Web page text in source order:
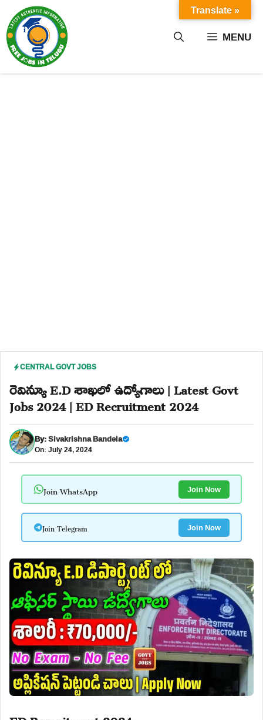
content MENU
CENTRAL GOVT JOBS
రెవిన్యూ E.D శాఖలో ఉద్యోగాలు | Latest Govt
Jobs 2024 | ED Recruitment 2024
By:Sivakrishna Bandela
On: July 24, 2024
Join WhatsApp Join Now
Join Telegram Join Now
Translate »